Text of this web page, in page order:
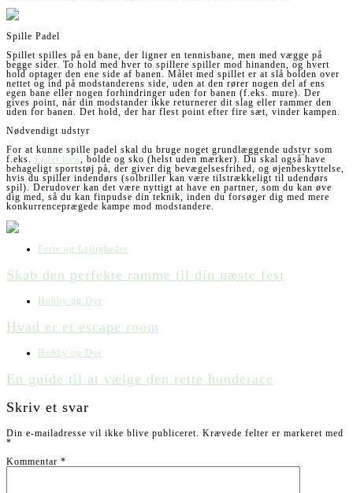
Spille Padel
Spillet spilles på en bane, der ligner en tennisbane, men med vægge på
begge sider. To hold med hver to spillere spiller mod hinanden, og hvert
hold optager den ene side af banen. Målet med spillet er at slå bolden over
nettet og ind på modstanderens side, uden at den rører nogen del af ens
egen bane eller nogen forhindringer uden for banen (f.eks. mure). Der
gives point, når din modstander ikke returnerer dit slag eller rammer den
uden for banen. Det hold, der har flest point efter fire sæt, vinder kampen.
Nødvendigt udstyr
For at kunne spille padel skal du bruge noget grundlæggende udstyr som
f.eks.
Padel bats, bolde og sko (helst uden mærker). Du skal også have
behageligt sportstøj på, der giver dig bevægelsesfrihed, og øjenbeskyttelse,
hvis du spiller indendørs (solbriller kan være tilstrækkeligt til udendørs
spil). Derudover kan det være nyttigt at have en partner, som du kan øve
dig med, så du kan finpudse din teknik, inden du forsøger dig med mere
konkurrenceprægede kampe mod modstandere.
Ferie og Lejligheder
Skab den perfekte ramme til din næste fest
Hobby og Dyr
Hvad er et escape room
Hobby og Dyr
En guide til at vælge den rette hunderace
Skriv et svar
Din e-mailadresse vil ikke blive publiceret. Krævede felter er markeret med
*
Kommentar *